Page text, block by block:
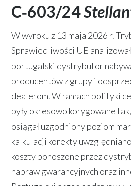
C‑603/24
W wyroku z 13 maja 2026 r.
Sprawiedliwości UE
portugalski dystrybutor
producentów z grupy i
dealerom. W ramach polityki
były okresowo korygowane
osiągał uzgodniony poziom
kalkulacji korekty
koszty ponoszone przez
napraw gwarancyjnych oraz